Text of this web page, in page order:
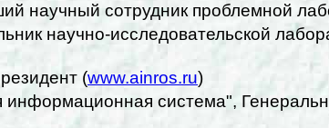
научный сотрудник проблемной
научно-исследовательской
(www.ainros.ru)
система",